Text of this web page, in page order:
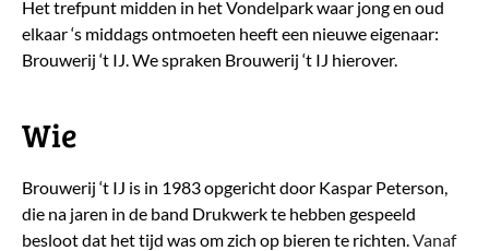
Het trefpunt midden in het Vondelpark waar jong en oud
elkaar ‘s middags ontmoeten heeft een nieuwe eigenaar:
Brouwerij ‘t IJ. We spraken Brouwerij ‘t IJ hierover.
Wie
Brouwerij ‘t IJ is in 1983 opgericht door Kaspar Peterson,
die na jaren in de band Drukwerk te hebben gespeeld
besloot dat het tijd was om zich op bieren te richten.Vanaf